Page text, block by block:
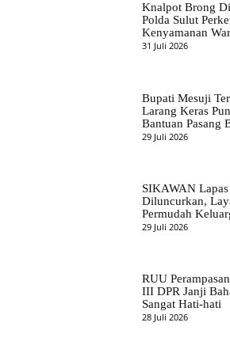
Knalpot Brong
Polda Sulut
Kenyamanan
31 Juli 2026
Bupati Mesuji
Larang Keras
Bantuan Pasang
29 Juli 2026
SIKAWAN
Diluncurkan,
Permudah
29 Juli 2026
RUU
III DPR Janji
Sangat Hati-hati
28 Juli 2026